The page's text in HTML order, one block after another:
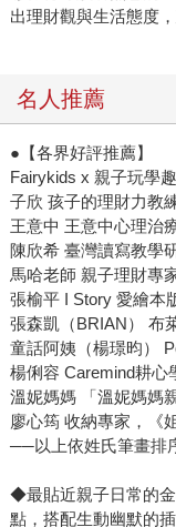
出理財觀與生活態度
名人推薦
●【各界好評推薦】
Fairykids x 親子玩學
子欣 孩子的理財力教
王意中 王意中心理治
陳欣希 臺灣讀寫教學
馬哈老師 親子理財專
張榆平 I Story 愛繪本
張森凱（BRIAN） 布
童話阿姨（楊璟昀）
楊俐容 Caremind耕心
溫妮媽媽 「溫妮媽媽
廖心筠 收納專家，《
──以上依姓氏筆畫排
◆最貼近親子日常的
點，搭配生動幽默的